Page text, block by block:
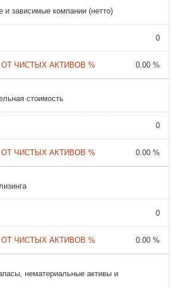
и зависимые компании (нетто)
0
0.00 %
стоимость
0
0.00 %
0
0.00 %
нематериальные активы и